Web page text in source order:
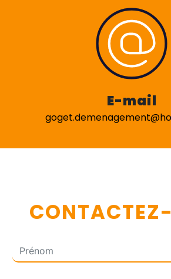
E-mail